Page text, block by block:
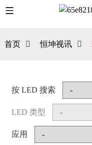
首页 恒坤视讯
按 LED 搜索
LED 类型
应用